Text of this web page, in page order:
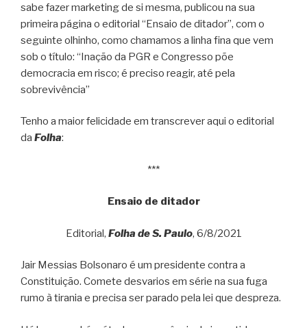
sabe fazer marketing de si mesma, publicou na sua
primeira página o editorial “Ensaio de ditador”, com o
seguinte olhinho, como chamamos a linha fina que vem
sob o título: “Inação da PGR e Congresso põe
democracia em risco; é preciso reagir, até pela
sobrevivência”
Tenho a maior felicidade em transcrever aqui o editorial
da Folha:
***
Ensaio de ditador
Editorial, Folha de S. Paulo, 6/8/2021
Jair Messias Bolsonaro é um presidente contra a
Constituição. Comete desvarios em série na sua fuga
rumo à tirania e precisa ser parado pela lei que despreza.